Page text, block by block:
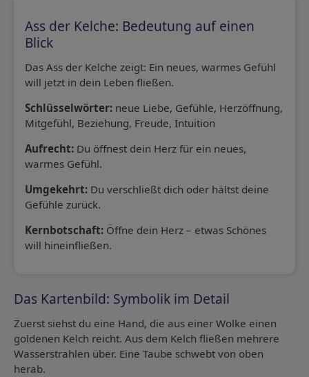
Ass der Kelche: Bedeutung auf einen
Blick
Das Ass der Kelche zeigt: Ein neues, warmes Gefühl
will jetzt in dein Leben fließen.
Schlüsselwörter: neue Liebe, Gefühle, Herzöffnung,
Mitgefühl, Beziehung, Freude, Intuition
Aufrecht: Du öffnest dein Herz für ein neues,
warmes Gefühl.
Umgekehrt: Du verschließt dich oder hältst deine
Gefühle zurück.
Kernbotschaft: Öffne dein Herz – etwas Schönes
will hineinfließen.
Das Kartenbild: Symbolik im Detail
Zuerst siehst du eine Hand, die aus einer Wolke einen
goldenen Kelch reicht. Aus dem Kelch fließen mehrere
Wasserstrahlen über. Eine Taube schwebt von oben
herab.